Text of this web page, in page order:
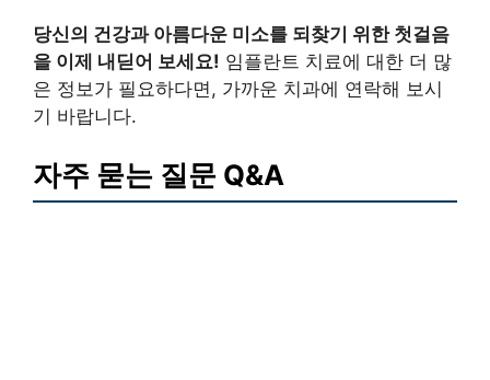
당신의 건강과 아름다운 미소를 되찾기 위한 첫걸음
을 이제 내딛어 보세요! 임플란트 치료에 대한 더 많
은 정보가 필요하다면, 가까운 치과에 연락해 보시
기 바랍니다.
자주 묻는 질문 Q&A